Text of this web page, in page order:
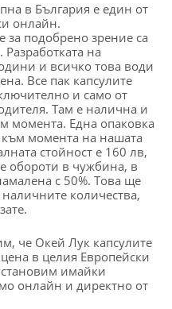
в България е един от
онлайн.
за подобрено зрение са
на
и всичко това води
Все пак капсулите
и само от
Там е налична и
момента. Една опаковка
към момента на нашата
стойност е 160 лв,
обороти в чужбина, в
с 50%. Това ще
количества,
че Окей Лук капсулите
в целия Европейски
имайки
онлайн и директно от